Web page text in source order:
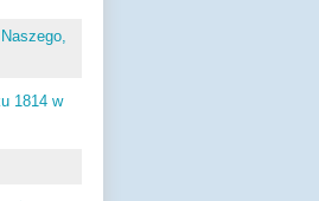
1814 w